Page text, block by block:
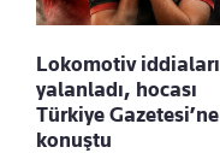
Lokomotiv iddiaları
yalanladı, hocası
Türkiye Gazetesi’ne
konuştu